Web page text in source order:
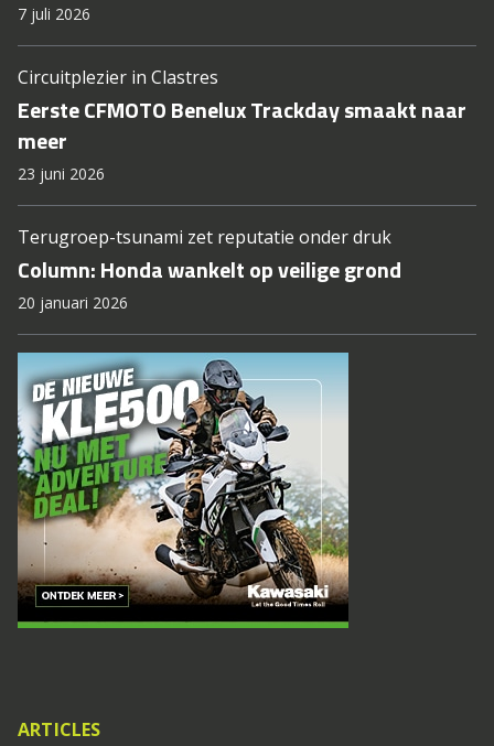
7 juli 2026
Circuitplezier in Clastres
Eerste CFMOTO Benelux Trackday smaakt naar
meer
23 juni 2026
Terugroep-tsunami zet reputatie onder druk
Column: Honda wankelt op veilige grond
20 januari 2026
ARTICLES